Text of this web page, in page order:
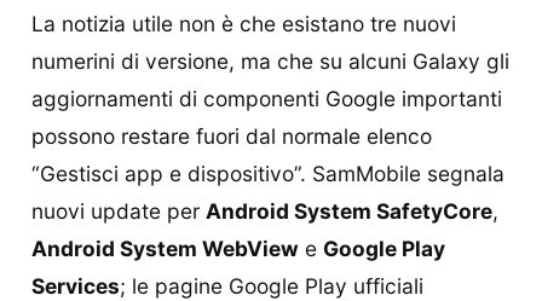
La notizia utile non è che esistano tre nuovi
numerini di versione, ma che su alcuni Galaxy gli
aggiornamenti di componenti Google importanti
possono restare fuori dal normale elenco
“Gestisci app e dispositivo”. SamMobile segnala
nuovi update per Android System SafetyCore,
Android System WebView e Google Play
Services; le pagine Google Play ufficiali